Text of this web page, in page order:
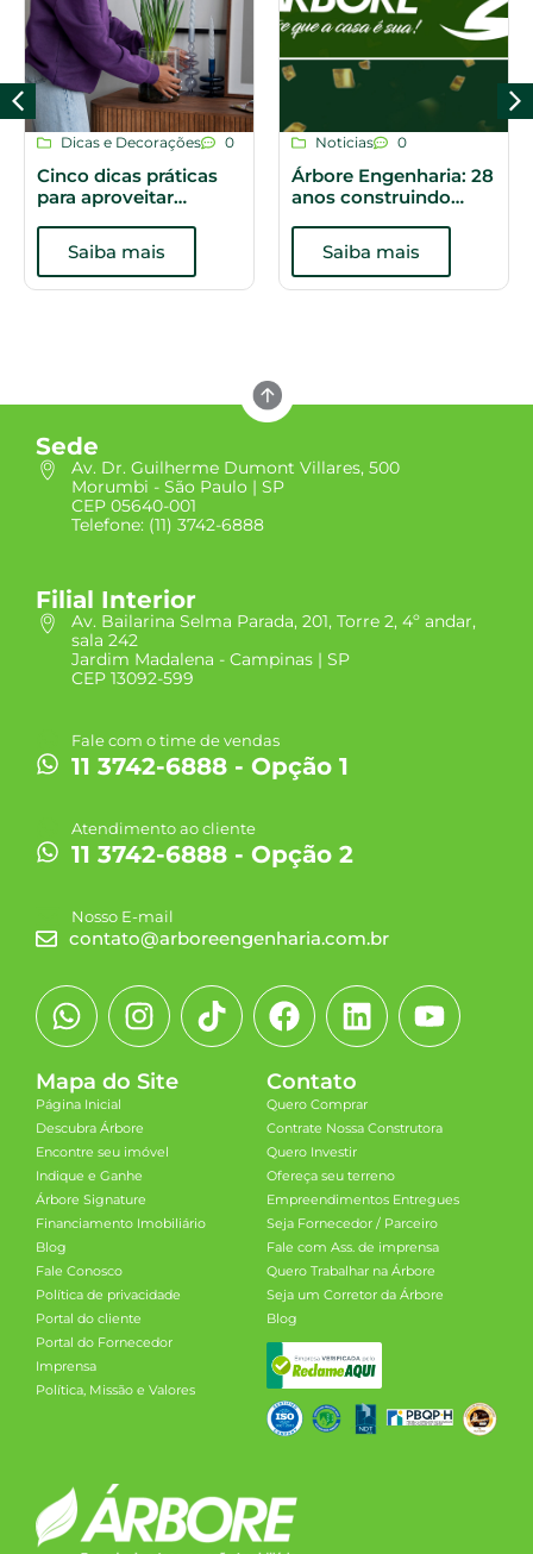
Dicas e Decorações 0
Cinco dicas práticas
para aproveitar
apartamento
Saiba mais
Noticias 0
Árbore Engenharia: 28
anos construindo
Saiba mais
Sede
Av. Dr. Guilherme Dumont Villares, 500
Morumbi - São Paulo | SP
CEP 05640-001
Telefone: (11) 3742-6888
Filial Interior
Av. Bailarina Selma Parada, 201, Torre 2, 4º andar,
sala 242
Jardim Madalena - Campinas | SP
CEP 13092-599
Fale com o time de vendas
11 3742-6888 - Opção 1
Atendimento ao cliente
11 3742-6888 - Opção 2
Nosso E-mail
contato@arboreengenharia.com.br
Mapa do Site
Página Inicial
Descubra Árbore
Encontre seu imóvel
Indique e Ganhe
Árbore Signature
Financiamento Imobiliário
Blog
Fale Conosco
Política de privacidade
Portal do cliente
Portal do Fornecedor
Imprensa
Política, Missão e Valores
Contato
Quero Comprar
Contrate Nossa Construtora
Quero Investir
Ofereça seu terreno
Empreendimentos Entregues
Seja Fornecedor / Parceiro
Fale com Ass. de imprensa
Quero Trabalhar na Árbore
Seja um Corretor da Árbore
Blog